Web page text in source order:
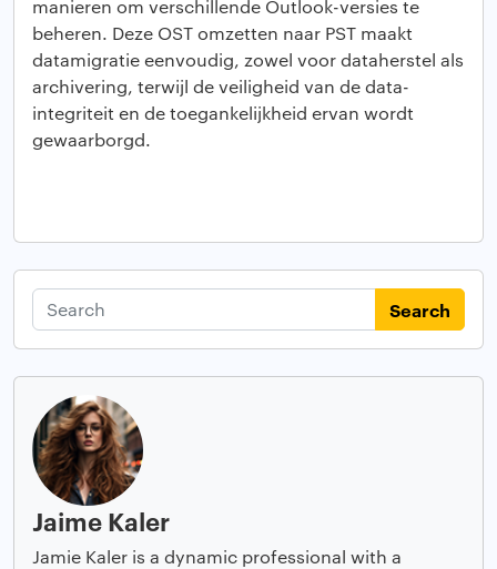
manieren om verschillende Outlook-versies te
beheren. Deze OST omzetten naar PST maakt
datamigratie eenvoudig, zowel voor dataherstel als
archivering, terwijl de veiligheid van de data-
integriteit en de toegankelijkheid ervan wordt
gewaarborgd.
Search
Jaime Kaler
Jamie Kaler is a dynamic professional with a